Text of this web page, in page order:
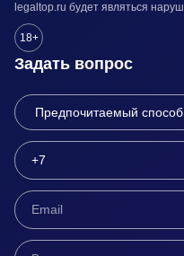
legaltop.ru будет являться
18+
Задать вопрос